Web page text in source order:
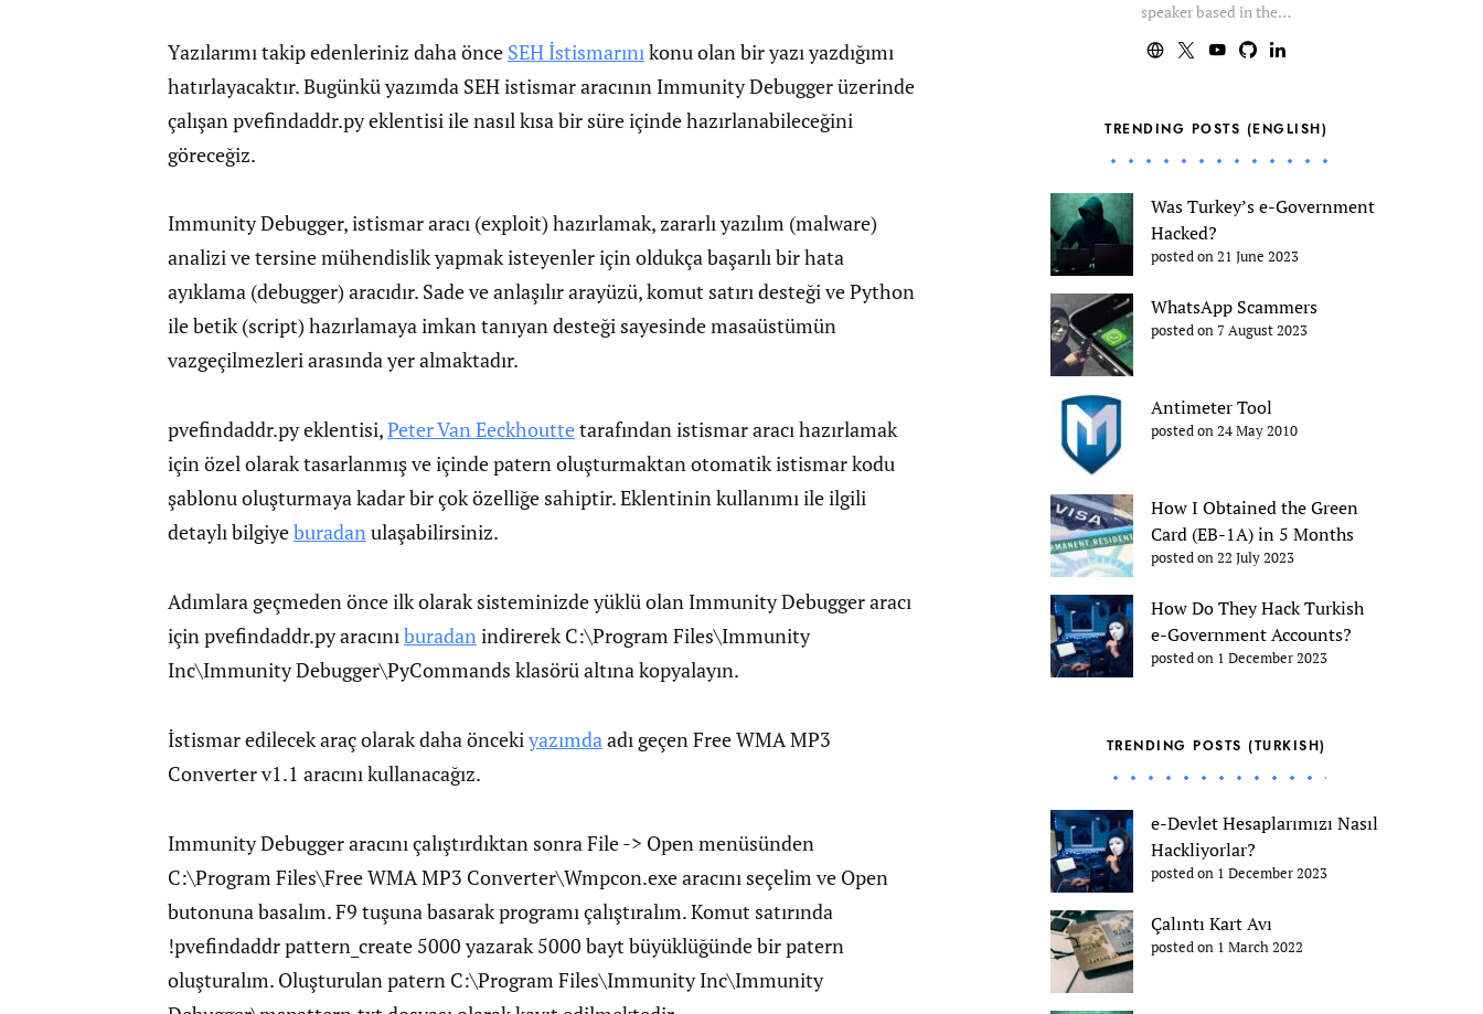
Yazılarımı takip edenleriniz daha önce SEH İstismarınıkonu olan bir yazı yazdığımı
hatırlayacaktır. Bugünkü yazımda SEH istismar aracının Immunity Debugger üzerinde
çalışan pvefindaddr.py eklentisi ile nasıl kısa bir süre içinde hazırlanabileceğini
göreceğiz.
Immunity Debugger, istismar aracı (exploit) hazırlamak, zararlı yazılım (malware)
analizi ve tersine mühendislik yapmak isteyenler için oldukça başarılı bir hata
ayıklama (debugger) aracıdır. Sade ve anlaşılır arayüzü, komut satırı desteği ve Python
ile betik (script) hazırlamaya imkan tanıyan desteği sayesinde masaüstümün
vazgeçilmezleri arasında yer almaktadır.
pvefindaddr.py eklentisi,Peter Van Eeckhouttetarafından istismar aracı hazırlamak
için özel olarak tasarlanmış ve içinde patern oluşturmaktan otomatik istismar kodu
şablonu oluşturmaya kadar bir çok özelliğe sahiptir. Eklentinin kullanımı ile ilgili
detaylı bilgiyeburadanulaşabilirsiniz.
Adımlara geçmeden önce ilk olarak sisteminizde yüklü olan Immunity Debugger aracı
için pvefindaddr.py aracınıburadanindirerek C:\Program Files\Immunity
Inc\Immunity Debugger\PyCommands klasörü altına kopyalayın.
İstismar edilecek araç olarak daha öncekiyazımdaadı geçen Free WMA MP3
Converter v1.1 aracını kullanacağız.
Immunity Debugger aracını çalıştırdıktan sonra File -> Open menüsünden
C:\Program Files\Free WMA MP3 Converter\Wmpcon.exe aracını seçelim ve Open
butonuna basalım. F9 tuşuna basarak programı çalıştıralım. Komut satırında
!pvefindaddr pattern_create 5000 yazarak 5000 bayt büyüklüğünde bir patern
oluşturalım. Oluşturulan patern C:\Program Files\Immunity Inc\Immunity
speaker based in the…
TRENDING POSTS (ENGLISH)
Was Turkey’s e-Government
Hacked?
posted on 21 June 2023
WhatsApp Scammers
posted on 7 August 2023
Antimeter Tool
posted on 24 May 2010
How I Obtained the Green
Card (EB-1A) in 5 Months
posted on 22 July 2023
How Do They Hack Turkish
e-Government Accounts?
posted on 1 December 2023
TRENDING POSTS (TURKISH)
e-Devlet Hesaplarımızı Nasıl
Hackliyorlar?
posted on 1 December 2023
Çalıntı Kart Avı
posted on 1 March 2022